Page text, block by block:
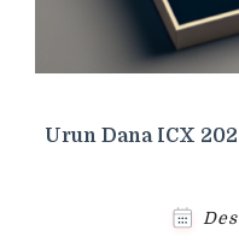
Urun Dana ICX